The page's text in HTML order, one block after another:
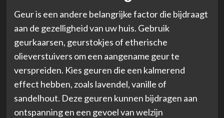
Geur is een andere belangrijke factor die bijdraagt
aan de gezelligheid van uw huis. Gebruik
geurkaarsen, geurstokjes of etherische
olieverstuivers om een aangename geur te
verspreiden. Kies geuren die een kalmerend
effect hebben, zoals lavendel, vanille of
sandelhout. Deze geuren kunnen bijdragen aan
ontspanning en een gevoel van welzijn